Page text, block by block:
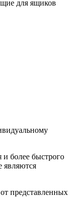
для ящиков
более быстрого
являются
представленных